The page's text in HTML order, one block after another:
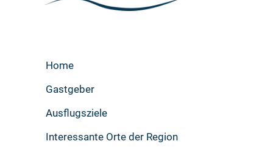
Home
Gastgeber
Ausflugsziele
Interessante Orte der Region